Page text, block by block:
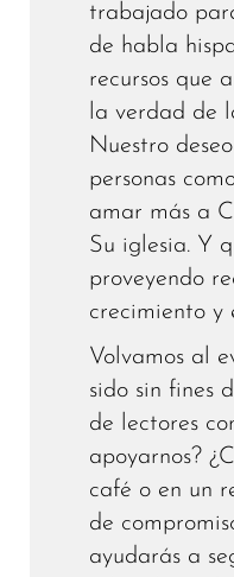
trabajado
de habla
recursos que
la verdad de
Nuestro
personas
amar más a
Su iglesia. Y
proveyendo
crecimiento y
Volvamos al
sido sin fines
de lectores
apoyarnos?
café o en un
de
ayudarás a